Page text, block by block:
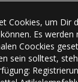
Cookies, um Dir
Es werden
Coockies
sein solltest,